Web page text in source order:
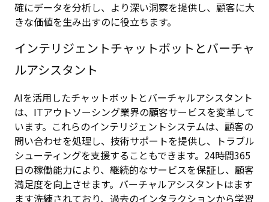
確にデータを分析し、より深い洞察を提供し、顧客に大
きな価値を生み出すのに役立ちます。
インテリジェントチャットボットとバーチャ
ルアシスタント
AIを活用したチャットボットとバーチャルアシスタント
は、ITアウトソーシング業界の顧客サービスを変革して
います。これらのインテリジェントシステムは、顧客の
問い合わせを処理し、技術サポートを提供し、トラブル
シューティングを支援することもできます。24時間365
日の稼働能力により、継続的なサービスを保証し、顧客
満足度を向上させます。バーチャルアシスタントはます
ます洗練されており、過去のインタラクションから学習